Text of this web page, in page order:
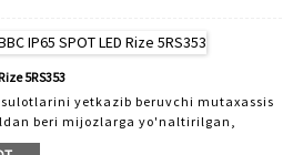
ODM xizmatlari mavjud. Biz bilan
muhandislari va ilmiy-tadqiqot
dizayni uchun tezkor echimlarni taklif
taklif qilishadi ...
5RS353
yetkazib beruvchi mutaxassis
beri mijozlarga yo'naltirilgan,
yo'naltirilgan" etakchi LED yoritgichlar